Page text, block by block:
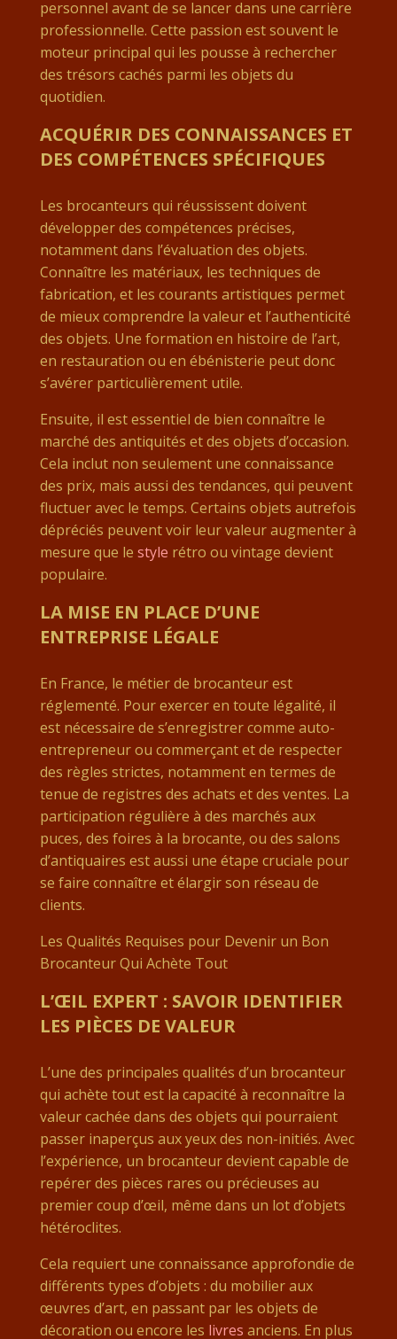
personnel avant de se lancer dans une carrière
professionnelle. Cette passion est souvent le
moteur principal qui les pousse à rechercher
des trésors cachés parmi les objets du
quotidien.
ACQUÉRIR DES CONNAISSANCES ET
DES COMPÉTENCES SPÉCIFIQUES
Les brocanteurs qui réussissent doivent
développer des compétences précises,
notamment dans l’évaluation des objets.
Connaître les matériaux, les techniques de
fabrication, et les courants artistiques permet
de mieux comprendre la valeur et l’authenticité
des objets. Une formation en histoire de l’art,
en restauration ou en ébénisterie peut donc
s’avérer particulièrement utile.
Ensuite, il est essentiel de bien connaître le
marché des antiquités et des objets d’occasion.
Cela inclut non seulement une connaissance
des prix, mais aussi des tendances, qui peuvent
fluctuer avec le temps. Certains objets autrefois
dépréciés peuvent voir leur valeur augmenter à
mesure que le style rétro ou vintage devient
populaire.
LA MISE EN PLACE D’UNE
ENTREPRISE LÉGALE
En France, le métier de brocanteur est
réglementé. Pour exercer en toute légalité, il
est nécessaire de s’enregistrer comme auto-
entrepreneur ou commerçant et de respecter
des règles strictes, notamment en termes de
tenue de registres des achats et des ventes. La
participation régulière à des marchés aux
puces, des foires à la brocante, ou des salons
d’antiquaires est aussi une étape cruciale pour
se faire connaître et élargir son réseau de
clients.
Les Qualités Requises pour Devenir un Bon
Brocanteur Qui Achète Tout
L’ŒIL EXPERT : SAVOIR IDENTIFIER
LES PIÈCES DE VALEUR
L’une des principales qualités d’un brocanteur
qui achète tout est la capacité à reconnaître la
valeur cachée dans des objets qui pourraient
passer inaperçus aux yeux des non-initiés. Avec
l’expérience, un brocanteur devient capable de
repérer des pièces rares ou précieuses au
premier coup d’œil, même dans un lot d’objets
hétéroclites.
Cela requiert une connaissance approfondie de
différents types d’objets : du mobilier aux
œuvres d’art, en passant par les objets de
décoration ou encore les livres anciens. En plus